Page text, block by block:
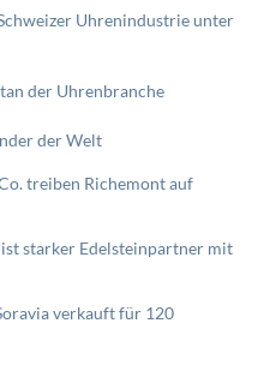
Uhrenindustrie unter
der Uhrenbranche
der Welt
treiben Richemont auf
ist starker Edelsteinpartner mit
verkauft für 120